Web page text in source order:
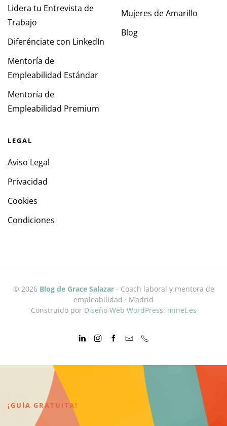
Lidera tu Entrevista de
Trabajo
Diferénciate con LinkedIn
Mentoría de
Empleabilidad Estándar
Mentoría de
Empleabilidad Premium
Mujeres de Amarillo
Blog
LEGAL
Aviso Legal
Privacidad
Cookies
Condiciones
© 2026 Blog de Grace Salazar- Coach laboral y mentora de
empleabilidad · Madrid
Construido por Diseño Web WordPress: minet.es
¡GUÍA GRATUITA!